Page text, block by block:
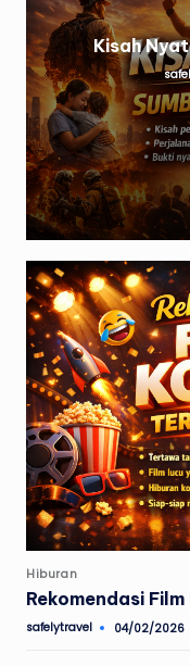
Kisah
by
Posted
in
Hiburan
Rekomendasi
Posted
safelytravel 04/02/2026